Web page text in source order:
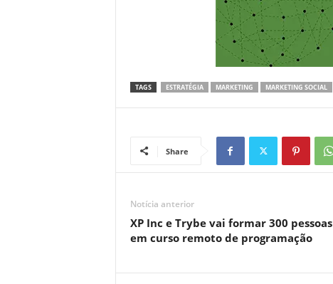
TAGS ESTRATÉGIA MARKETING MARKETING SOCIAL
Share
Notícia anterior
XP Inc e Trybe vai formar 300 pessoas
em curso remoto de programação